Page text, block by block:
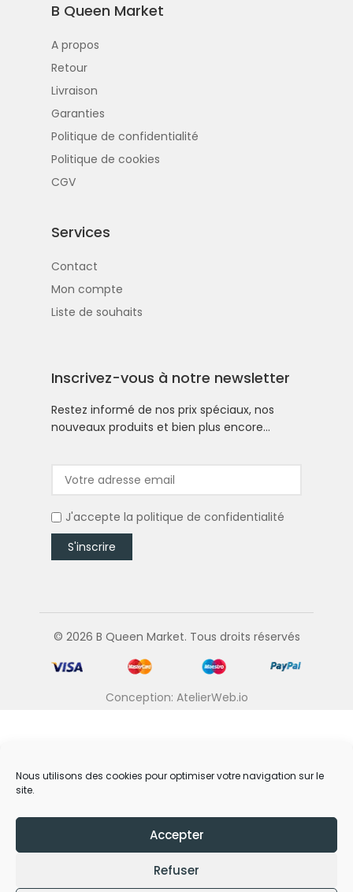
Nous utilisons des cookies pour optimiser votre navigation sur le
site.
Accepter
Refuser
B Queen Market
A propos
Retour
Livraison
Garanties
Politique de confidentialité
Politique de cookies
CGV
Services
Contact
Mon compte
Liste de souhaits
Inscrivez-vous à notre newsletter
Restez informé de nos prix spéciaux, nos
nouveaux produits et bien plus encore…
J'accepte la politique de confidentialité
© 2026 B Queen Market. Tous droits réservés
Conception: AtelierWeb.io